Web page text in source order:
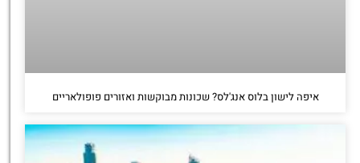
איפה לישון בלוס אנג'לס? שכונות מבוקשות ואזורים פופולאריים